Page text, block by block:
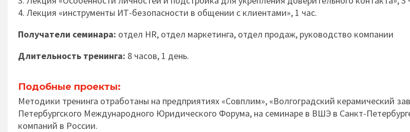
4. Лекция «инструменты ИТ-безопасности в общении с клиентами», 1 час.
Получатели семинара: отдел HR, отдел маркетинга, отдел продаж, руководство компании
Длительность тренинга: 8 часов, 1 день.
Подобные проекты:
Методики тренинга отработаны на предприятиях «Совплим», «Волгоградский керамический
Петербургского Международного Юридического Форума, на семинаре в ВШЭ в Санкт-
компаний в России.